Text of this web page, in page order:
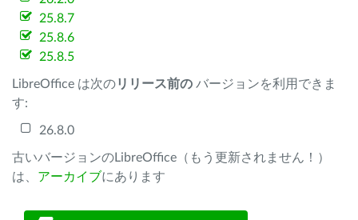
25.8.7
25.8.6
25.8.5
LibreOffice は次のリリース前の バージョンを利用できま
す:
26.8.0
古いバージョンのLibreOffice（もう更新されません！）
は、 アーカイブにあります